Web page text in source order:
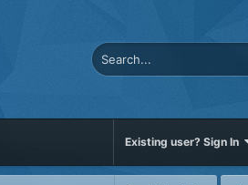
Existing user? Sign In